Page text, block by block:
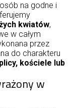
na godne i
kwiatów,
w całym
przez
do charakteru
kościele lub
w